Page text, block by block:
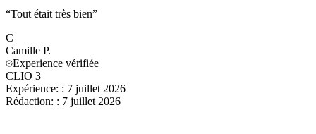
“Tout était très bien”
C
Camille P.
Experience vérifiée
CLIO 3
Expérience: : 7 juillet 2026
Rédaction: : 7 juillet 2026